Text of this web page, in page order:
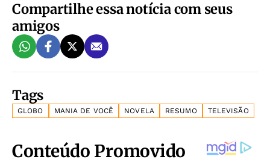
Compartilhe essa notícia com seus
amigos
Tags
GLOBO MANIA DE VOCÊ NOVELA RESUMO TELEVISÃO